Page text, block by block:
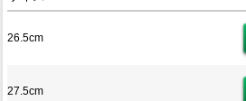
26.5cm
27.5cm